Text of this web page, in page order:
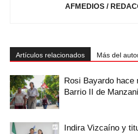
AFMEDIOS /
Artículos relacionados Más del
Rosi Bayardo hace
Barrio II de
Indira Vizcaíno y